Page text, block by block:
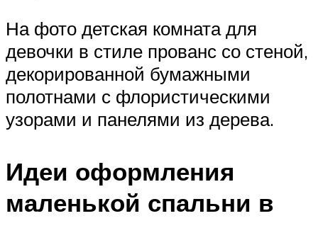
На фото детская комната для
девочки в стиле прованс со стеной,
декорированной бумажными
полотнами с флористическими
узорами и панелями из дерева.
Идеи оформления
маленькой спальни в